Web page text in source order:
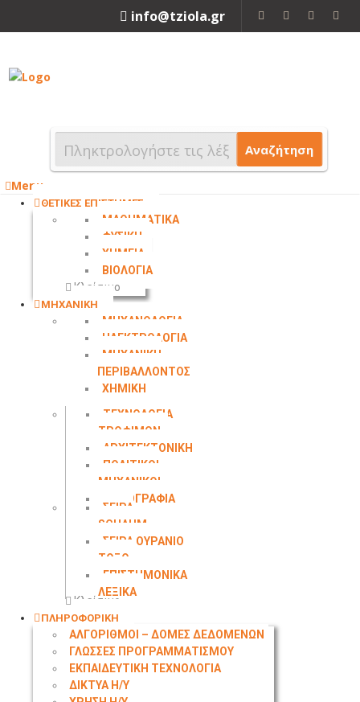
info@tziola.gr
Αναζήτηση
Menu
ΘΕΤΙΚΕΣ ΕΠΙΣΤΗΜΕΣ
ΜΑΘΗΜΑΤΙΚΑ
ΦΥΣΙΚΗ
ΧΗΜΕΙΑ
ΒΙΟΛΟΓΙΑ
Κλείσιμο
ΜΗΧΑΝΙΚΗ
ΜΗΧΑΝΟΛΟΓΙΑ
ΗΛΕΚΤΡΟΛΟΓΙΑ
ΜΗΧΑΝΙΚΗ
ΠΕΡΙΒΑΛΛΟΝΤΟΣ
ΧΗΜΙΚΗ
ΤΕΧΝΟΛΟΓΙΑ
ΤΡΟΦΙΜΩΝ
ΑΡΧΙΤΕΚΤΟΝΙΚΗ
ΠΟΛΙΤΙΚΟΙ
ΜΗΧΑΝΙΚΟΙ
ΤΟΠΟΓΡΑΦΙΑ
ΣΕΙΡΑ
SCHAUM
ΣΕΙΡΑ ΟΥΡΑΝΙΟ
ΤΟΞΟ
ΕΠΙΣΤΗΜΟΝΙΚΑ
ΛΕΞΙΚΑ
Κλείσιμο
ΠΛΗΡΟΦΟΡΙΚΗ
ΑΛΓΟΡΙΘΜΟΙ – ΔΟΜΕΣ ΔΕΔΟΜΕΝΩΝ
ΓΛΩΣΣΕΣ ΠΡΟΓΡΑΜΜΑΤΙΣΜΟΥ
ΕΚΠΑΙΔΕΥΤΙΚΗ ΤΕΧΝΟΛΟΓΙΑ
ΔΙΚΤΥΑ Η/Υ